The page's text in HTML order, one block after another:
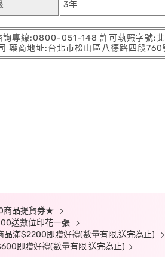
3年
詢專線:0800-051-148 許可執照字號:
藥商地址:台北市松山區八德路四段
品提貨券★
送數位印花一張
品滿$2200即贈好禮(數量有限,送完為止)
即贈好禮(數量有限 送完為止)